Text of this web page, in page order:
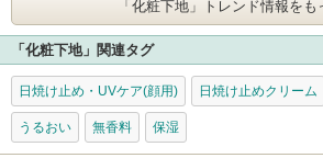
「化粧下地」 トレンド情報をも
「化粧下地」関連タグ
日焼け止め・UVケア(顔用) 日焼け止めクリーム
うるおい 無香料 保湿